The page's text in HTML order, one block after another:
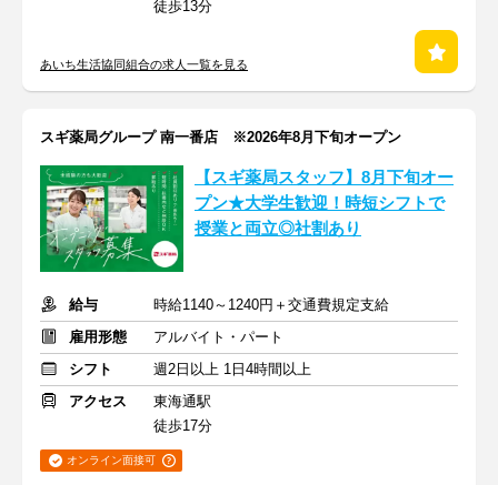
徒歩13分
あいち生活協同組合の求人一覧を見る
スギ薬局グループ 南一番店 ※2026年8月下旬オープン
【スギ薬局スタッフ】8月下旬オー
プン★大学生歓迎！時短シフトで
授業と両立◎社割あり
給与
時給1140～1240円＋交通費規定支給
雇用形態
アルバイト・パート
シフト
週2日以上 1日4時間以上
アクセス
東海通駅
徒歩17分
オンライン面接可